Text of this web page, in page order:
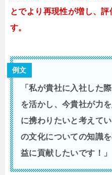
とでより再現性が増し、
す。
例文
「私が貴社に入社した
を活かし、今貴社が力
に携わりたいと考えて
の文化についての知識
益に貢献したいです！」